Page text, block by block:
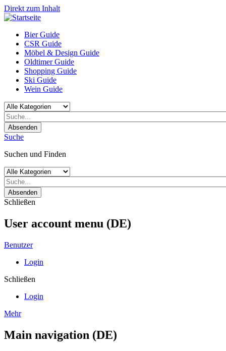
Direkt zum Inhalt
Bier Guide
CSR Guide
Möbel & Design Guide
Oldtimer Guide
Shopping Guide
Ski Guide
Wein Guide
Absenden
Suche
Suchen und Finden
Absenden
Schließen
User account menu (DE)
Benutzer
Login
Schließen
Login
Mehr
Main navigation (DE)